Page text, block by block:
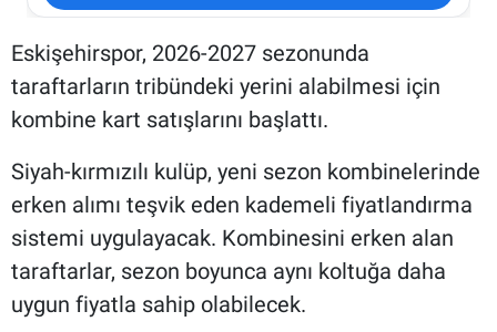
Eskişehirspor, 2026-2027 sezonunda
taraftarların tribündeki yerini alabilmesi için
kombine kart satışlarını başlattı.
Siyah-kırmızılı kulüp, yeni sezon kombinelerinde
erken alımı teşvik eden kademeli fiyatlandırma
sistemi uygulayacak. Kombinesini erken alan
taraftarlar, sezon boyunca aynı koltuğa daha
uygun fiyatla sahip olabilecek.